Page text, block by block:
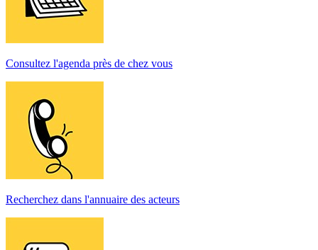
Consultez l'agenda près de chez vous
Recherchez dans l'annuaire des acteurs